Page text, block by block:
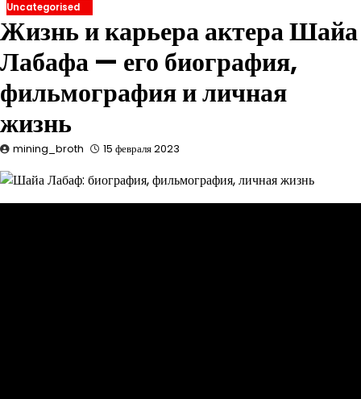
Uncategorised
Жизнь и карьера актера Шайа
Лабафа — его биография,
фильмография и личная
жизнь
mining_broth 15 февраля 2023